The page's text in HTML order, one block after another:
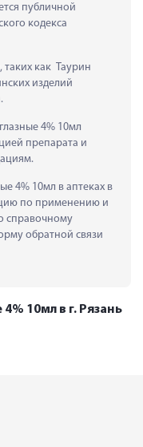
публичной
кодекса
как  Таурин
изделий
4% 10мл
препарата и
4% 10мл в аптеках в
по применению и
справочному
обратной связи
10мл в г. Рязань